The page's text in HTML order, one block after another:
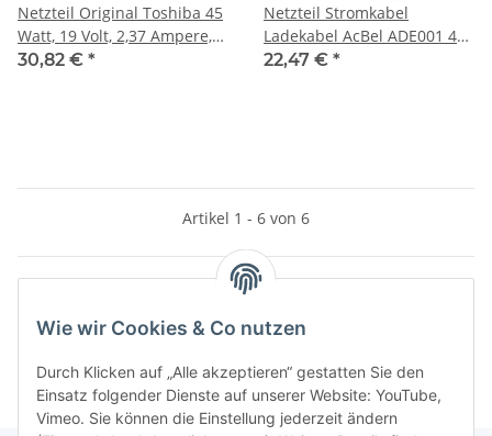
Netzteil Original Toshiba 45
Watt, 19 Volt, 2,37 Ampere,
Stecker: 5,5 mm x 2,5 mm
30,82 € *
Netzteil Stromkabel
Ladekabel AcBel ADE001 45
W att 19,5 V olt 2,31 A mpere
22,47 € *
Artikel 1 - 6 von 6
Kategorien
Wie wir Cookies & Co nutzen
Durch Klicken auf „Alle akzeptieren“ gestatten Sie den
Einsatz folgender Dienste auf unserer Website: YouTube,
Vimeo. Sie können die Einstellung jederzeit ändern